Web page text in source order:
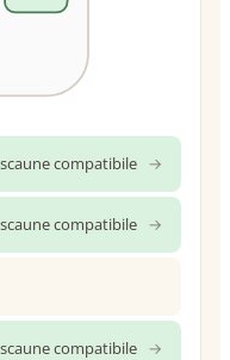
compatibile →
compatibile →
compatibile →